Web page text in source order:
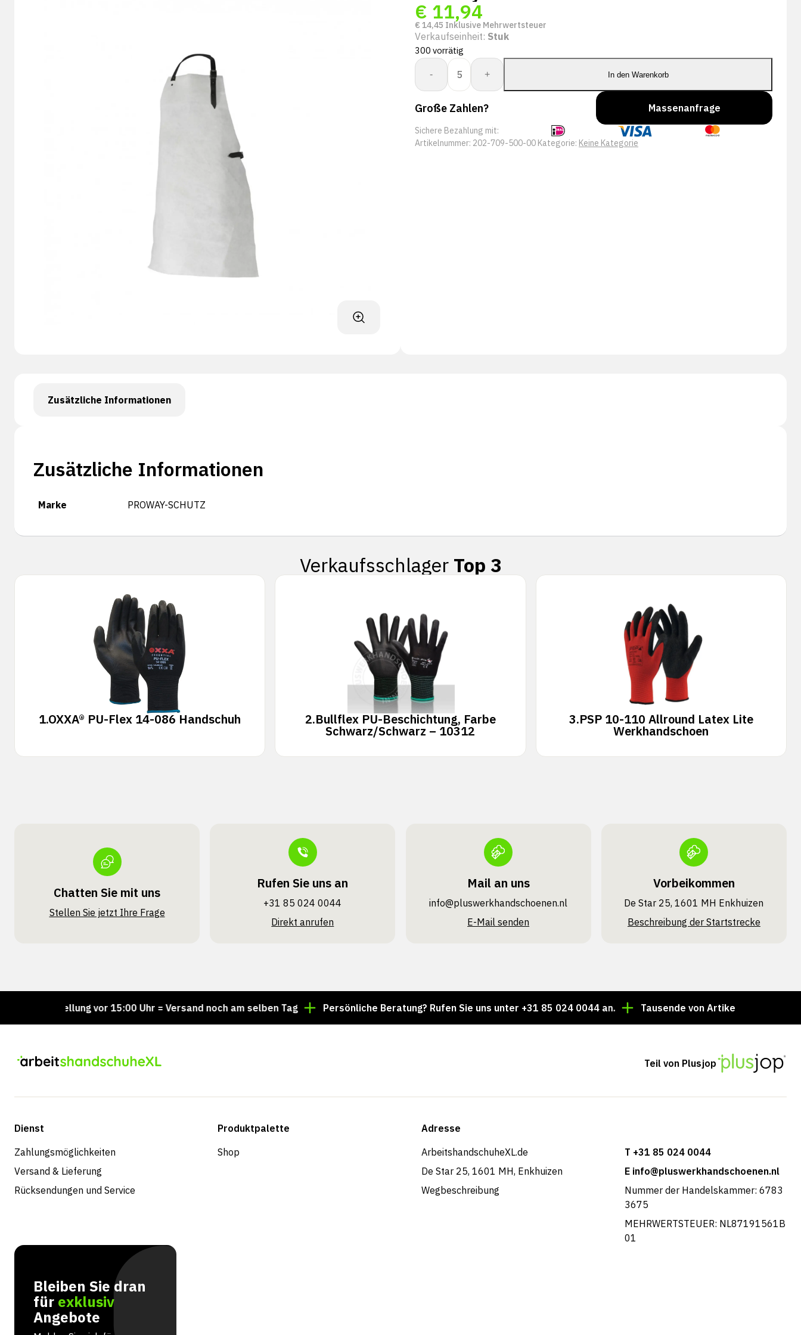
€ 11,94
€ 14,45 Inklusive Mehrwertsteuer
Verkaufseinheit: Stuk
300 vorrätig
-
Proway:
Weld
PWK-
7095
+ In den Warenkorb
Große Zahlen? Massenanfrage
Sichere Bezahlung mit:
Artikelnummer: 202-709-500-00 Kategorie: Keine Kategorie
Zusätzliche Informationen
Zusätzliche Informationen
Marke PROWAY-SCHUTZ
Verkaufsschlager Top 3
1.OXXA® PU-Flex 14-086 Handschuh 2.Bullflex PU-Beschichtung, Farbe
Schwarz/Schwarz – 10312
3.PSP 10-110 Allround Latex Lite
Werkhandschoen
Chatten Sie mit uns
Stellen Sie jetzt Ihre Frage
Rufen Sie uns an
+31 85 024 0044
Direkt anrufen
Mail an uns
info@pluswerk­handschoenen.nl
E-Mail senden
Vorbeikommen
De Star 25, 1601 MH Enkhuizen
Beschreibung der Startstrecke
Bestellung vor 15:00 Uhr = Versand noch am selben Tag Persönliche Beratung? Rufen Sie uns unter +31 85 024 0044 an. Tausende von Artikeln immer auf Lager!
Teil von Plusjop
Dienst
Zahlungsmöglichkeiten
Versand & Lieferung
Rücksendungen und Service
Produktpalette
Shop
Adresse
ArbeitshandschuheXL.de
De Star 25, 1601 MH, Enkhuizen
Wegbeschreibung
T +31 85 024 0044
E info@pluswerkhandschoenen.nl
Nummer der Handelskammer: 6783
3675
MEHRWERTSTEUER: NL87191561B
01
Bleiben Sie dran
für exklusiv
Angebote